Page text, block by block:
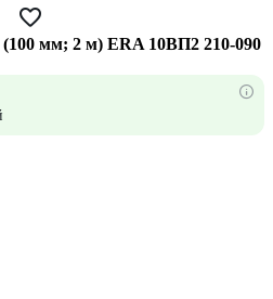
мм; 2 м) ERA 10ВП2 210-090